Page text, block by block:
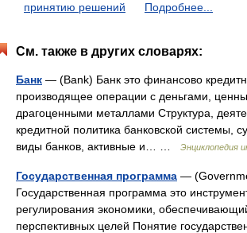
принятию решений
Подробнее...
См. также в других словарях:
Банк — (Bank) Банк это финансово
производящее операции с деньгами,
драгоценными металлами Структура,
кредитной политика банковской системы,
виды банков, активные и… …
Энциклопедия
Государственная программа —
Государственная программа это
регулирования экономики,
перспективных целей Понятие